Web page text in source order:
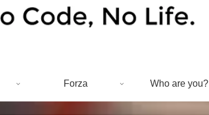
Forza Who are you?